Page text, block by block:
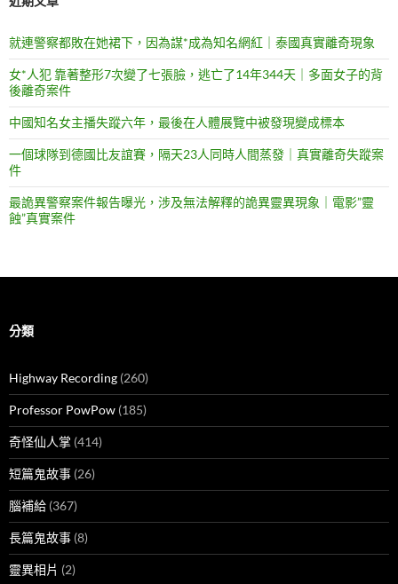
就連警察都敗在她裙下，因為謀*成為知名網紅｜泰國真實離奇現象
女*人犯 靠著整形7次變了七張臉，逃亡了14年344天｜多面女子的背
後離奇案件
中國知名女主播失蹤六年，最後在人體展覽中被發現變成標本
一個球隊到德國比友誼賽，隔天23人同時人間蒸發｜真實離奇失蹤案
件
最詭異警察案件報告曝光，涉及無法解釋的詭異靈異現象｜電影”靈
蝕”真實案件
分類
Highway Recording (260)
Professor PowPow (185)
奇怪仙人掌 (414)
短篇鬼故事 (26)
腦補給 (367)
長篇鬼故事 (8)
靈異相片 (2)